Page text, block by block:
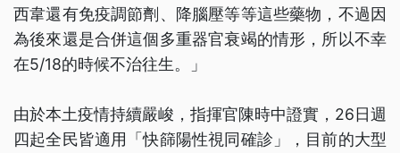
西韋還有免疫調節劑、降腦壓等等這些藥物，不過因
為後來還是合併這個多重器官衰竭的情形，所以不幸
在5/18的時候不治往生。」
由於本土疫情持續嚴峻，指揮官陳時中證實，26日週
四起全民皆適用「快篩陽性視同確診」，目前的大型